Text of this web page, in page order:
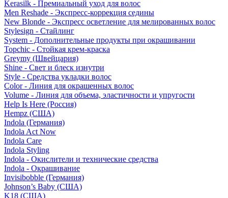
Kerasilk - Премиальный уход для волос
Men Reshade - Экспресс-коррекция седины
New Blonde - Экспресс осветление для мелированных волос
Stylesign - Стайлинг
System - Дополнительные продукты при окрашивании
Topchic - Стойкая крем-краска
Greymy (Швейцария)
Shine - Свет и блеск изнутри
Style - Средства укладки волос
Color - Линия для окрашенных волос
Volume - Линия для объема, эластичности и упругости
Help Is Here (Россия)
Hempz (США)
Indola (Германия)
Indola Act Now
Indola Care
Indola Styling
Indola - Окислители и технические средства
Indola - Окрашивание
Invisibobble (Германия)
Johnson’s Baby (США)
K18 (США)